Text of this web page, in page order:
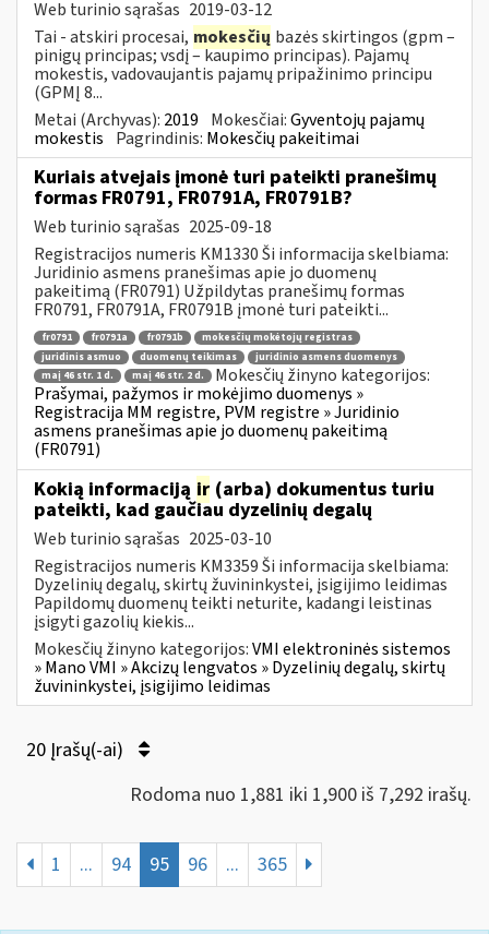
Web turinio sąrašas 2019-03-12
Tai - atskiri procesai, mokesčių bazės skirtingos (gpm –
pinigų principas; vsdį – kaupimo principas). Pajamų
mokestis, vadovaujantis pajamų pripažinimo principu
(GPMĮ 8...
Metai (Archyvas): 2019 Mokesčiai:Gyventojų pajamų
mokestis Pagrindinis: Mokesčių pakeitimai
Kuriais atvejais įmonė turi pateikti pranešimų
formas FR0791, FR0791A, FR0791B?
Web turinio sąrašas 2025-09-18
Registracijos numeris KM1330 Ši informacija skelbiama:
Juridinio asmens pranešimas apie jo duomenų
pakeitimą (FR0791) Užpildytas pranešimų formas
FR0791, FR0791A, FR0791B įmonė turi pateikti...
fr0791 fr0791a fr0791b
mokesčių mokėtojų registras
juridinis asmuo
duomenų teikimas
juridinio asmens duomenys
maį 46 str. 1 d.
maį 46 str. 2 d.
Mokesčių žinyno kategorijos:
Prašymai, pažymos ir mokėjimo duomenys »
Registracija MM registre, PVM registre » Juridinio
asmens pranešimas apie jo duomenų pakeitimą
(FR0791)
Kokią informaciją ir (arba) dokumentus turiu
pateikti, kad gaučiau dyzelinių degalų
Web turinio sąrašas 2025-03-10
Registracijos numeris KM3359 Ši informacija skelbiama:
Dyzelinių degalų, skirtų žuvininkystei, įsigijimo leidimas
Papildomų duomenų teikti neturite, kadangi leistinas
įsigyti gazolių kiekis...
Mokesčių žinyno kategorijos:VMI elektroninės sistemos
» Mano VMI » Akcizų lengvatos » Dyzelinių degalų, skirtų
žuvininkystei, įsigijimo leidimas
20 Įrašų(-ai)
Rodoma nuo 1,881 iki 1,900 iš 7,292 irašų.
1 ... 94 95 96 ... 365